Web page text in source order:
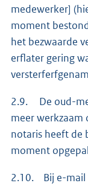
medewerker]
moment
het bezwaarde
erflater gering
2.9. De oud-
meer werkzaam
notaris heeft de
moment
2.10. Bij e-mail